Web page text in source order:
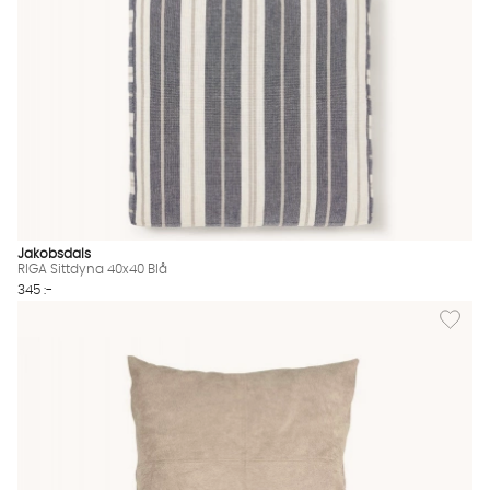
Jakobsdals
RIGA Sittdyna 40x40 Blå
345 :-
Lägg